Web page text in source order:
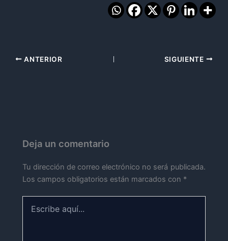
ANTERIOR SIGUIENTE
Deja un comentario
Tu dirección de correo electrónico no será publicada.
Los campos obligatorios están marcados con *
aquí...